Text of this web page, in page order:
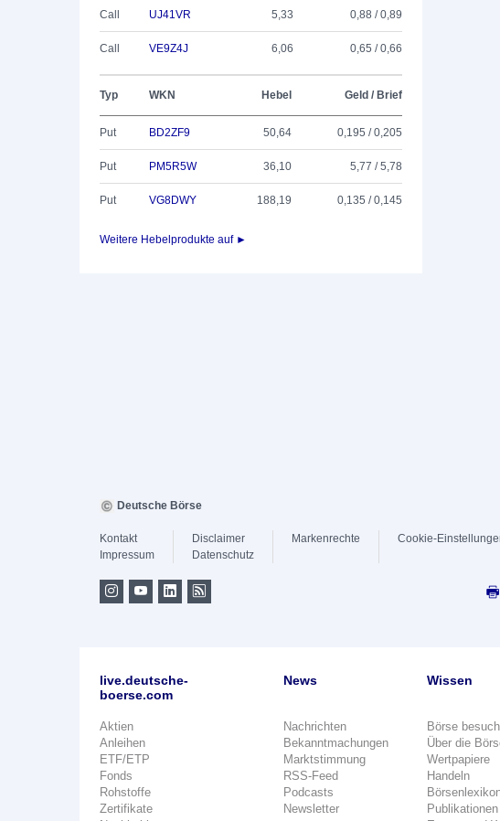
Call UJ41VR 5,33 0,88 / 0,89
Call VE9Z4J 6,06 0,65 / 0,66
Typ WKN Hebel Geld / Brief
Put BD2ZF9 50,64 0,195 / 0,205
Put PM5R5W 36,10 5,77 / 5,78
Put VG8DWY 188,19 0,135 / 0,145
Weitere Hebelprodukte auf ►
Deutsche Börse
Kontakt
Impressum
Disclaimer
Datenschutz
Markenrechte Cookie-
live.deutsche-
boerse.com
Aktien
Anleihen
ETF/ETP
Fonds
Rohstoffe
Zertifikate
News
Nachrichten
Bekanntmachungen
Marktstimmung
RSS-Feed
Podcasts
Newsletter
Wissen
Börse
Über die
Wertpapiere
Handeln
Publikationen